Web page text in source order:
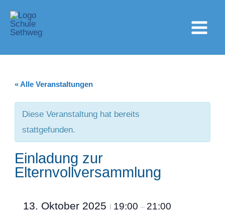
Inhalt
springen
« Alle Veranstaltungen
Diese Veranstaltung hat bereits
stattgefunden.
Einladung zur
Elternvollversammlung
13. Oktober 2025 I 19:00– 21:00